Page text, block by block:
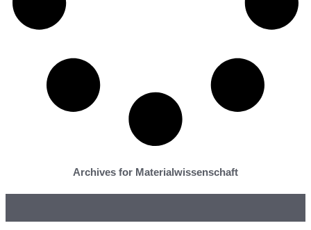
Archives for Materialwissenschaft